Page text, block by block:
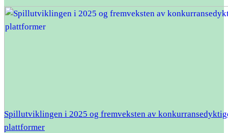
Spillutviklingen i 2025 og fremveksten av
plattformer